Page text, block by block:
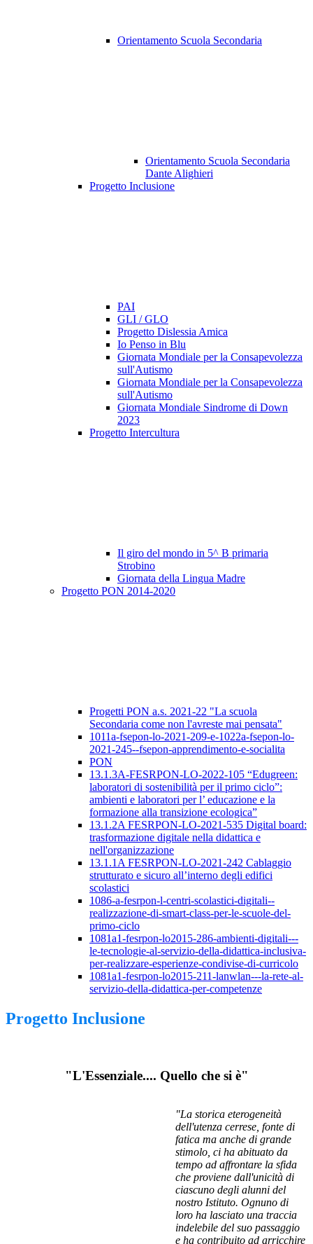
Orientamento Scuola Secondaria
Orientamento Scuola Secondaria
Dante Alighieri
Progetto Inclusione
PAI
GLI / GLO
Progetto Dislessia Amica
Io Penso in Blu
Giornata Mondiale per la Consapevolezza
sull'Autismo
Giornata Mondiale per la Consapevolezza
sull'Autismo
Giornata Mondiale Sindrome di Down
2023
Progetto Intercultura
Il giro del mondo in 5^ B primaria
Strobino
Giornata della Lingua Madre
Progetto PON 2014-2020
Progetti PON a.s. 2021-22 "La scuola
Secondaria come non l'avreste mai pensata"
1011a-fsepon-lo-2021-209-e-1022a-fsepon-lo-
2021-245--fsepon-apprendimento-e-socialita
PON
13.1.3A-FESRPON-LO-2022-105 “Edugreen:
laboratori di sostenibilità per il primo ciclo”:
ambienti e laboratori per l’ educazione e la
formazione alla transizione ecologica”
13.1.2A FESRPON-LO-2021-535 Digital board:
trasformazione digitale nella didattica e
nell'organizzazione
13.1.1A FESRPON-LO-2021-242 Cablaggio
strutturato e sicuro all’interno degli edifici
scolastici
1086-a-fesrpon-l-centri-scolastici-digitali--
realizzazione-di-smart-class-per-le-scuole-del-
primo-ciclo
1081a1-fesrpon-lo2015-286-ambienti-digitali---
le-tecnologie-al-servizio-della-didattica-inclusiva-
per-realizzare-esperienze-condivise-di-curricolo
1081a1-fesrpon-lo2015-211-lanwlan---la-rete-al-
servizio-della-didattica-per-competenze
Progetto Inclusione
"L'Essenziale.... Quello che si è"
"La storica eterogeneità
dell'utenza cerrese, fonte di
fatica ma anche di grande
stimolo, ci ha abituato da
tempo ad affrontare la sfida
che proviene dall'unicità di
ciascuno degli alunni del
nostro Istituto. Ognuno di
loro ha lasciato una traccia
indelebile del suo passaggio
e ha contribuito ad arricchire